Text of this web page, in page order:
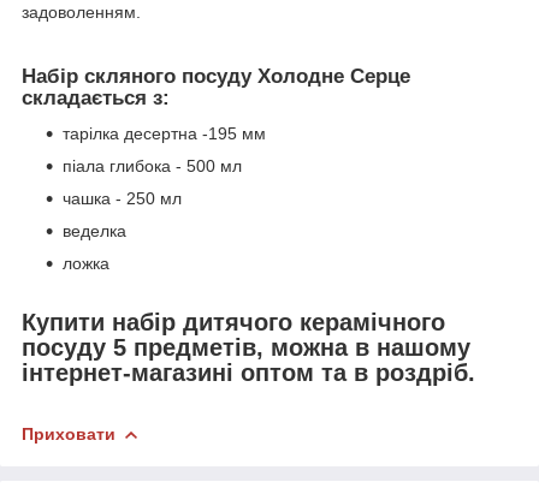
задоволенням.
Набір скляного посуду Холодне Серце
складається з:
тарілка десертна -195 мм
піала глибока - 500 мл
чашка - 250 мл
веделка
ложка
Купити набір дитячого керамічного
посуду 5 предметів, можна в нашому
інтернет-магазині оптом та в роздріб.
Приховати